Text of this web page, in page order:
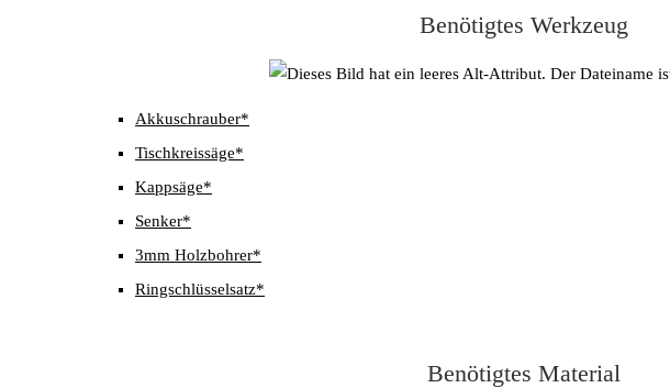
Benötigtes Werkzeug
Akkuschrauber*
Tischkreissäge*
Kappsäge*
Senker*
3mm Holzbohrer*
Ringschlüsselsatz*
Benötigtes Material